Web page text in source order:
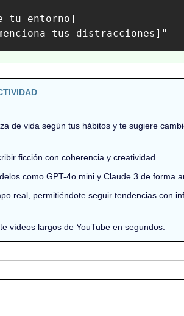
tu entorno]
de vida según tus hábitos y te sugiere
ficción con coherencia y creatividad.
como GPT-4o mini y Claude 3 de forma
real, permitiéndote seguir tendencias con
vídeos largos de YouTube en segundos.